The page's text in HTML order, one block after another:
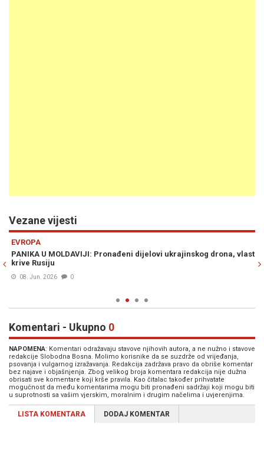
Vezane vijesti
EVROPA
PANIKA U MOLDAVIJI: Pronađeni dijelovi ukrajinskog drona, vlasti
krive Rusiju
08. Jun. 2026 0
Komentari - Ukupno 0
NAPOMENA: Komentari odražavaju stavove njihovih autora, a ne nužno i stavove
redakcije Slobodna Bosna. Molimo korisnike da se suzdrže od vrijeđanja,
psovanja i vulgarnog izražavanja. Redakcija zadržava pravo da obriše komentar
bez najave i objašnjenja. Zbog velikog broja komentara redakcija nije dužna
obrisati sve komentare koji krše pravila. Kao čitalac također prihvatate
mogućnost da među komentarima mogu biti pronađeni sadržaji koji mogu biti
u suprotnosti sa vašim vjerskim, moralnim i drugim načelima i uvjerenjima.
LISTA KOMENTARA DODAJ KOMENTAR